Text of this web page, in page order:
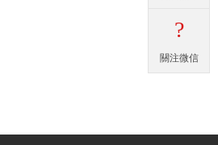
?
關注微信